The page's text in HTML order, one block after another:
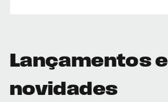
Lançamentos e
novidades